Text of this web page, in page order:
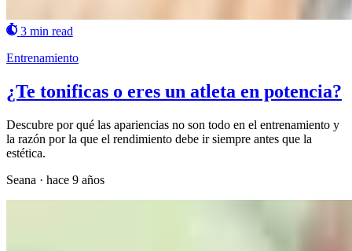
3 min read
Entrenamiento
¿Te tonificas o eres un atleta en potencia?
Descubre por qué las apariencias no son todo en el entrenamiento y
la razón por la que el rendimiento debe ir siempre antes que la
estética.
Seana · hace 9 años